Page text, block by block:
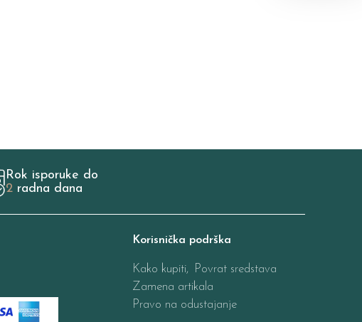
Rok isporuke do
2 radna dana
Korisnička podrška
Kako kupiti, Povrat sredstava
Zamena artikala
Pravo na odustajanje